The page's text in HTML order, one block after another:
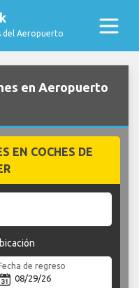
del Aeropuerto
en Aeropuerto
EN COCHES DE
de regreso